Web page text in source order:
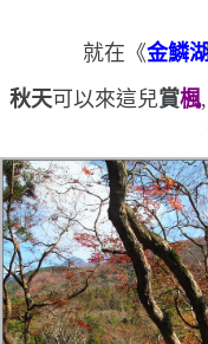
就在《金鱗湖
秋天可以來這兒賞楓